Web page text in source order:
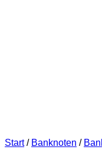
Start / Banknoten /